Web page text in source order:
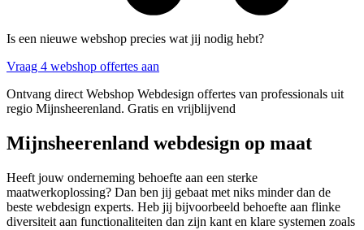
Is een nieuwe webshop precies wat jij nodig hebt?
Vraag 4 webshop offertes aan
Ontvang direct Webshop Webdesign offertes van professionals uit
regio Mijnsheerenland. Gratis en vrijblijvend
Mijnsheerenland webdesign op maat
Heeft jouw onderneming behoefte aan een sterke
maatwerkoplossing? Dan ben jij gebaat met niks minder dan de
beste webdesign experts. Heb jij bijvoorbeeld behoefte aan flinke
diversiteit aan functionaliteiten dan zijn kant en klare systemen zoals